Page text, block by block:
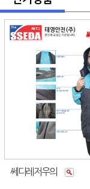
쎄다레저우의